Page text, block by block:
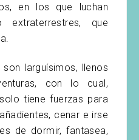
en los que luchan
que
larguísimos, llenos
con lo cual,
tiene fuerzas para
cenar e irse
de dormir, fantasea,